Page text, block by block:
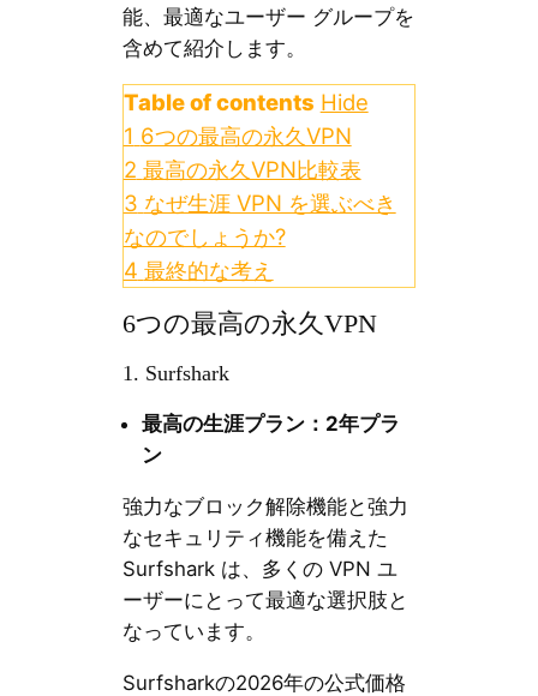
能、最適なユーザー グループを
含めて紹介します。
Table of contents Hide
1 6つの最高の永久VPN
2 最高の永久VPN比較表
3 なぜ生涯 VPN を選ぶべき
なのでしょうか?
4 最終的な考え
6つの最高の永久VPN
1. Surfshark
最高の生涯プラン：2年プラ
ン
強力なブロック解除機能と強力
なセキュリティ機能を備えた
Surfshark は、多くの VPN ユ
ーザーにとって最適な選択肢と
なっています。
Surfsharkの2026年の公式価格